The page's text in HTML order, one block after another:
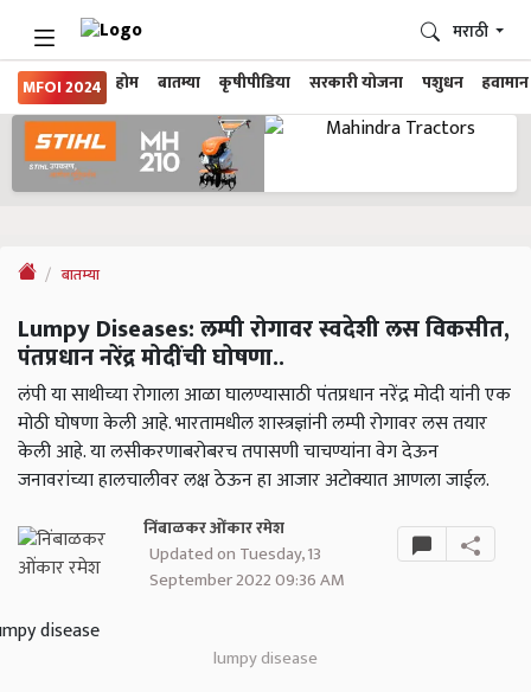
MFOI 2024 होम बातम्या कृषीपीडिया सरकारी योजना पशुधन हवामान
मराठी
बातम्या
Lumpy Diseases: लम्पी रोगावर स्वदेशी लस विकसीत,
पंतप्रधान नरेंद्र मोदींची घोषणा..
लंपी या साथीच्या रोगाला आळा घालण्यासाठी पंतप्रधान नरेंद्र मोदी यांनी एक
मोठी घोषणा केली आहे. भारतामधील शास्त्रज्ञांनी लम्पी रोगावर लस तयार
केली आहे. या लसीकरणाबरोबरच तपासणी चाचण्यांना वेग देऊन
जनावरांच्या हालचालीवर लक्ष ठेऊन हा आजार अटोक्यात आणला जाईल.
निंबाळकर ओंकार रमेश
Updated on Tuesday, 13
September 2022 09:36 AM
lumpy disease